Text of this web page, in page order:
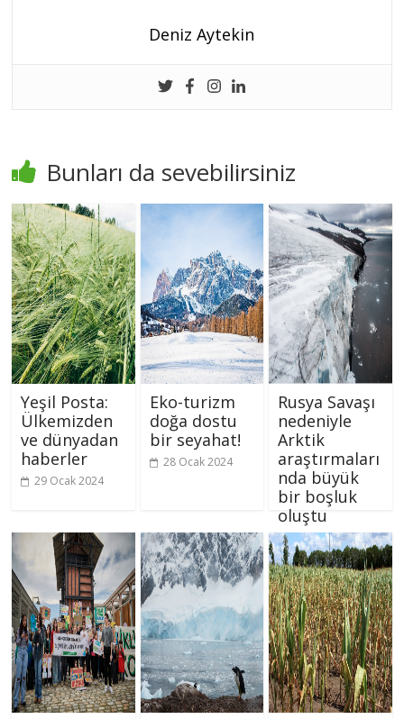
Deniz Aytekin
Bunları da sevebilirsiniz
Yeşil Posta:
Ülkemizden
ve dünyadan
haberler
29 Ocak 2024
Eko-turizm
doğa dostu
bir seyahat!
28 Ocak 2024
Rusya Savaşı
nedeniyle
Arktik
araştırmaları
nda büyük
bir boşluk
oluştu
26 Ocak 2024